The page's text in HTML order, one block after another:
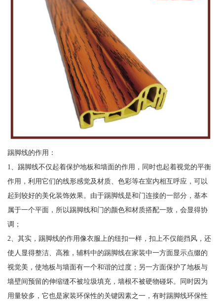
踢脚线的作用：
1、踢脚线不仅起着保护地板和墙面的作用，同时也起着视觉的平衡
作用，利用它们的线形感觉及材质、色彩等在室内相互呼应，可以
起到较好的美化装饰效果。由于踢脚线是和门连接的一部分，基本
属于一个平面，所以踢脚线和门的颜色和材质搭配一致，会显得协
调；
2、其实，踢脚线的作用像衣服上的纽扣一样，扣上不仅能挡风，还
使人显得整洁、高雅，辅料中的踢脚线在家装中一方面显示点缀的
视觉美，使地板与墙面有一个和谐的过度；另一方面保护了地板与
墙壁间预留的伸缩缝不被垃圾填充，墙根不被硬物碰坏。同时因为
用量较多，它也是家装环保性的关键因素之一，有时踢脚线环保性